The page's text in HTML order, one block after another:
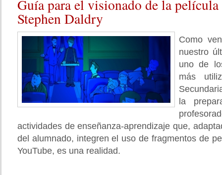
Guíapara el visionado de la
Stephen Daldry
Como
nuestro
uno de
más
la
actividades de enseñanza-aprendizaje que,
del alumnado, integren el uso de fragmentos de
YouTube, es una realidad.